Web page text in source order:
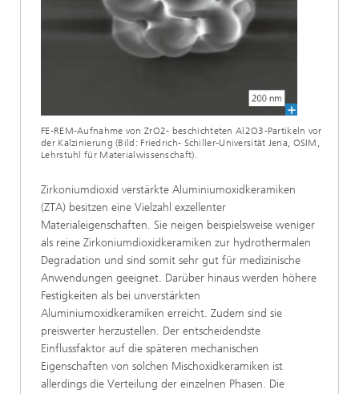
FE-REM-Aufnahme von ZrO2- beschichteten Al2O3-Partikeln vor
der Kalzinierung (Bild: Friedrich- Schiller-Universität Jena, OSIM,
Lehrstuhl für Materialwissenschaft).
Zirkoniumdioxid verstärkte Aluminiumoxidkeramiken
(ZTA) besitzen eine Vielzahl exzellenter
Materialeigenschaften. Sie neigen beispielsweise weniger
als reine Zirkoniumdioxidkeramiken zur hydrothermalen
Degradation und sind somit sehr gut für medizinische
Anwendungen geeignet. Darüber hinaus werden höhere
Festigkeiten als bei unverstärkten
Aluminiumoxidkeramiken erreicht. Zudem sind sie
preiswerter herzustellen. Der entscheidendste
Einflussfaktor auf die späteren mechanischen
Eigenschaften von solchen Mischoxidkeramiken ist
allerdings die Verteilung der einzelnen Phasen. Die